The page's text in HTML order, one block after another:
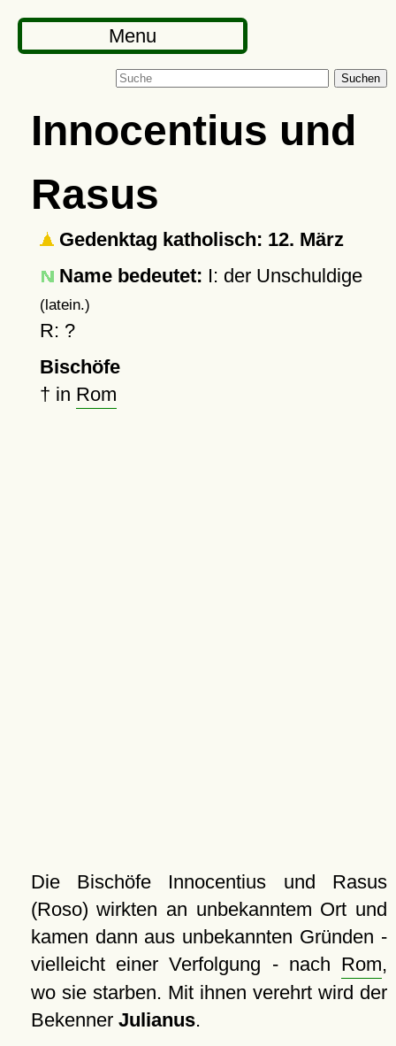
Menu
Suchen
Innocentius und
Rasus
Gedenktag katholisch: 12. März
Name bedeutet: I: der Unschuldige
(latein.)
R: ?
Bischöfe
† in Rom
Die Bischöfe Innocentius und Rasus
(Roso) wirkten an unbekanntem Ort und
kamen dann aus unbekannten Gründen -
vielleicht einer Verfolgung - nach Rom,
wo sie starben. Mit ihnen verehrt wird der
Bekenner Julianus.